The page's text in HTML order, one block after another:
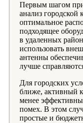
Первым шагом при
анализ городской
оптимальное
подходящее
в удаленных
использовать
антенны
лучше
Для городских
ближе, активный
менее
помех. В этом
простые и